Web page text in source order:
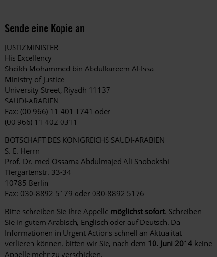
Sende eine Kopie an
JUSTIZMINISTER
His Excellency
Sheikh Mohammed bin Abdulkareem Al-Issa
Ministry of Justice
University Street, Riyadh 11137
SAUDI-ARABIEN
Fax: (00 966) 11 401 1741 oder
(00 966) 11 402 0311
BOTSCHAFT DES KÖNIGREICHS SAUDI-ARABIEN
S. E. Herrn
Prof. Dr. med Ossama Abdulmajed Ali Shobokshi
Tiergartenstr. 33-34
10785 Berlin
Fax: 030-8892 5179 oder 030-8892 5176
Bitte schreiben Sie Ihre Appelle möglichst sofort. Schreiben
Sie in gutem Arabisch, Englisch oder auf Deutsch. Da
Informationen in Urgent Actions schnell an Aktualität
verlieren können, bitten wir Sie, nach dem 10. Juni 2014 keine
Appelle mehr zu verschicken.